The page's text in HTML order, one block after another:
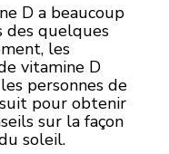
D a beaucoup
des quelques
les
vitamine D
personnes de
pour obtenir
sur la façon
soleil.